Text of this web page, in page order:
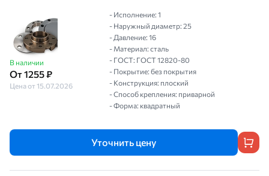
В наличии
От 1255 ₽
Цена от 15.07.2026
- Исполнение: 1
- Наружный диаметр: 25
- Давление: 16
- Материал: сталь
- ГОСТ: ГОСТ 12820-80
- Покрытие: без покрытия
- Конструкция: плоский
- Способ крепления: приварной
- Форма: квадратный
Уточнить цену